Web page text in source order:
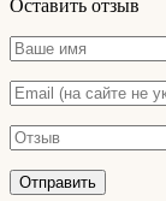
Оставить отзыв